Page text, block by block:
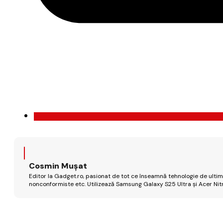
Cosmin Mușat
Editor la Gadget.ro, pasionat de tot ce înseamnă tehnologie de
nonconformiste etc. Utilizează Samsung Galaxy S25 Ultra și Acer